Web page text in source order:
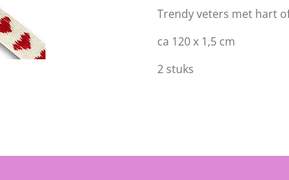
Trendy veters met hart
ca 120 x 1,5 cm
2 stuks